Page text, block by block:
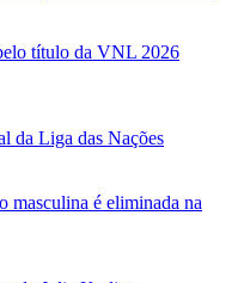
título da VNL 2026
da Liga das Nações
masculina é eliminada na